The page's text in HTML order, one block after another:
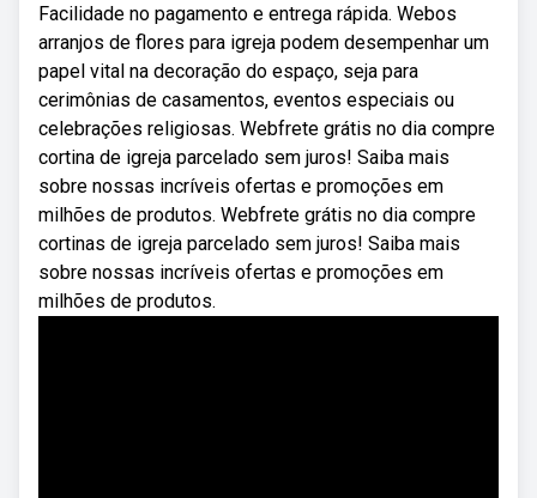
Facilidade no pagamento e entrega rápida. Webos
arranjos de flores para igreja podem desempenhar um
papel vital na decoração do espaço, seja para
cerimônias de casamentos, eventos especiais ou
celebrações religiosas. Webfrete grátis no dia compre
cortina de igreja parcelado sem juros! Saiba mais
sobre nossas incríveis ofertas e promoções em
milhões de produtos. Webfrete grátis no dia compre
cortinas de igreja parcelado sem juros! Saiba mais
sobre nossas incríveis ofertas e promoções em
milhões de produtos.